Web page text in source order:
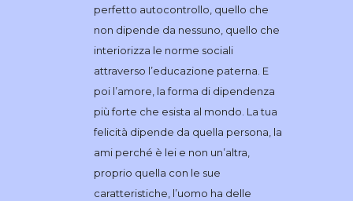
perfetto autocontrollo, quello che
non dipende da nessuno, quello che
interiorizza le norme sociali
attraverso l’educazione paterna. E
poi l’amore, la forma di dipendenza
più forte che esista al mondo. La tua
felicità dipende da quella persona, la
ami perché è lei e non un’altra,
proprio quella con le sue
caratteristiche, l’uomo ha delle